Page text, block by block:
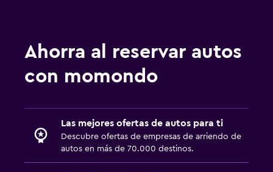
Ahorra al reservar autos
con momondo
Las mejores ofertas de autos para ti
Descubre ofertas de empresas de arriendo de
autos en más de 70.000 destinos.